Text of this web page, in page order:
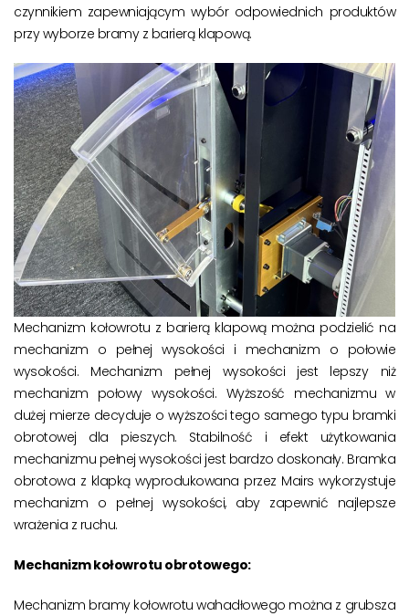
czynnikiem zapewniającym wybór odpowiednich produktów
przy wyborze bramy z barierą klapową.
Mechanizm kołowrotu z barierą klapową można podzielić na
mechanizm o pełnej wysokości i mechanizm o połowie
wysokości. Mechanizm pełnej wysokości jest lepszy niż
mechanizm połowy wysokości. Wyższość mechanizmu w
dużej mierze decyduje o wyższości tego samego typu bramki
obrotowej dla pieszych. Stabilność i efekt użytkowania
mechanizmu pełnej wysokości jest bardzo doskonały. Bramka
obrotowa z klapką wyprodukowana przez Mairs wykorzystuje
mechanizm o pełnej wysokości, aby zapewnić najlepsze
wrażenia z ruchu.
Mechanizm kołowrotu obrotowego:
Mechanizm bramy kołowrotu wahadłowego można z grubsza